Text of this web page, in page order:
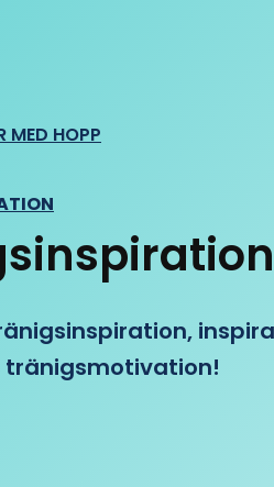
MED HOPP
tränigsmotivation!